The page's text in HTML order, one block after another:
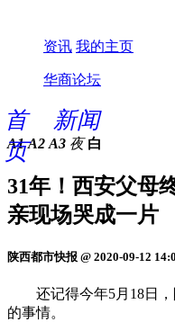
资讯 我的主页
华商论坛
首
页
新闻
A1 A2 A3 夜 白
31年！西安父母
亲现场哭成一片
陕西都市快报 @ 2020-09-12
还记得今年5月18日，
的事情。